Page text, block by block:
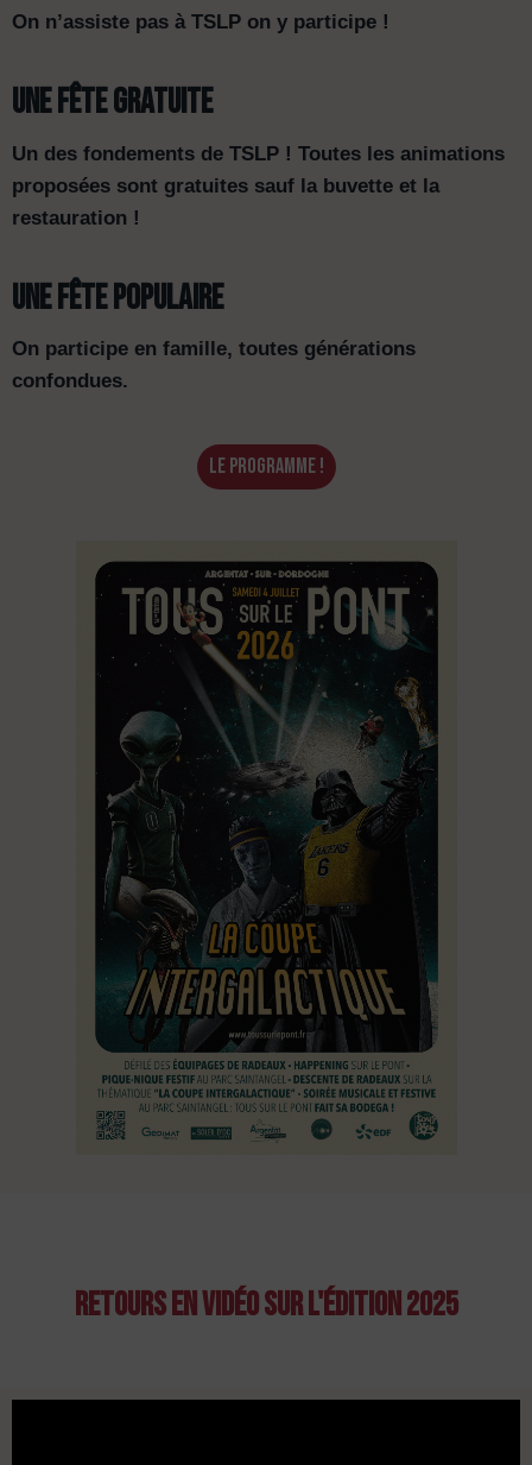
On n’assiste pas à TSLP on y participe !
Une fête gratuite
Un des fondements de TSLP ! Toutes les animations
proposées sont gratuites sauf la buvette et la
restauration !
Une fête populaire
On participe en famille, toutes générations
confondues.
Le Programme !
Retours en vidéo sur l'édition 2025